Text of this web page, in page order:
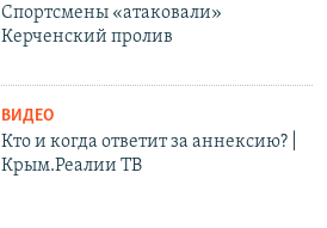
Спортсмены «атаковали»
Керченский пролив
ВИДЕО
Кто и когда ответит за аннексию? |
Крым.Реалии ТВ